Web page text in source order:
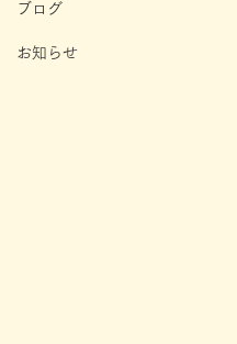
ブログ
お知らせ